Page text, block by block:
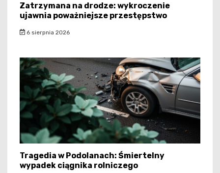
Zatrzymana na drodze: wykroczenie
ujawnia poważniejsze przestępstwo
6 sierpnia 2026
Tragedia w Podolanach: Śmiertelny
wypadek ciągnika rolniczego